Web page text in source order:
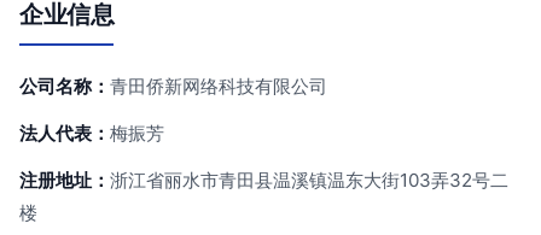
企业信息
公司名称： 青田侨新网络科技有限公司
法人代表： 梅振芳
注册地址： 浙江省丽水市青田县温溪镇温东大街103弄32号二
楼